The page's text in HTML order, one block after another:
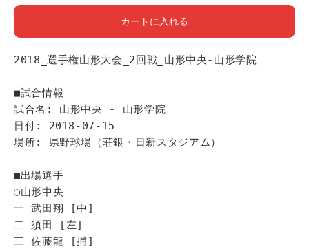
カートに入れる
2018_選手権山形大会_2回戦_山形中央-山形学院
■試合情報
試合名: 山形中央 - 山形学院
日付: 2018-07-15
場所: 県野球場（荘銀・日新スタジアム）
■出場選手
◯山形中央
一 武田翔 [中]
二 須田 [左]
三 佐藤龍 [捕]